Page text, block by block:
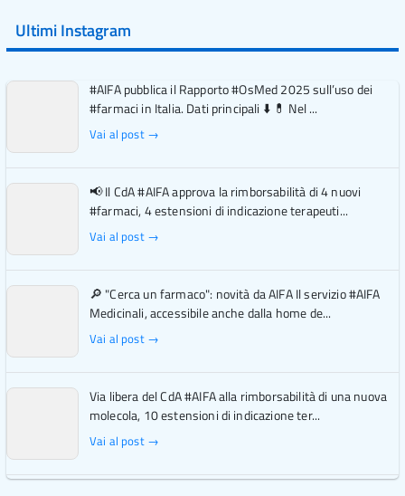
Ultimi Instagram
#AIFA pubblica il Rapporto #OsMed 2025 sull’uso dei
#farmaci in Italia. Dati principali ⬇️ 💊 Nel ...
Vai al post →
📢 Il CdA #AIFA approva la rimborsabilità di 4 nuovi
#farmaci, 4 estensioni di indicazione terapeuti...
Vai al post →
🔎 "Cerca un farmaco": novità da AIFA Il servizio #AIFA
Medicinali, accessibile anche dalla home de...
Vai al post →
Via libera del CdA #AIFA alla rimborsabilità di una nuova
molecola, 10 estensioni di indicazione ter...
Vai al post →